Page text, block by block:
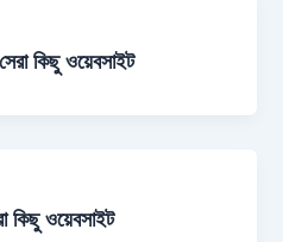
কিছু ওয়েবসাইট
কিছু ওয়েবসাইট